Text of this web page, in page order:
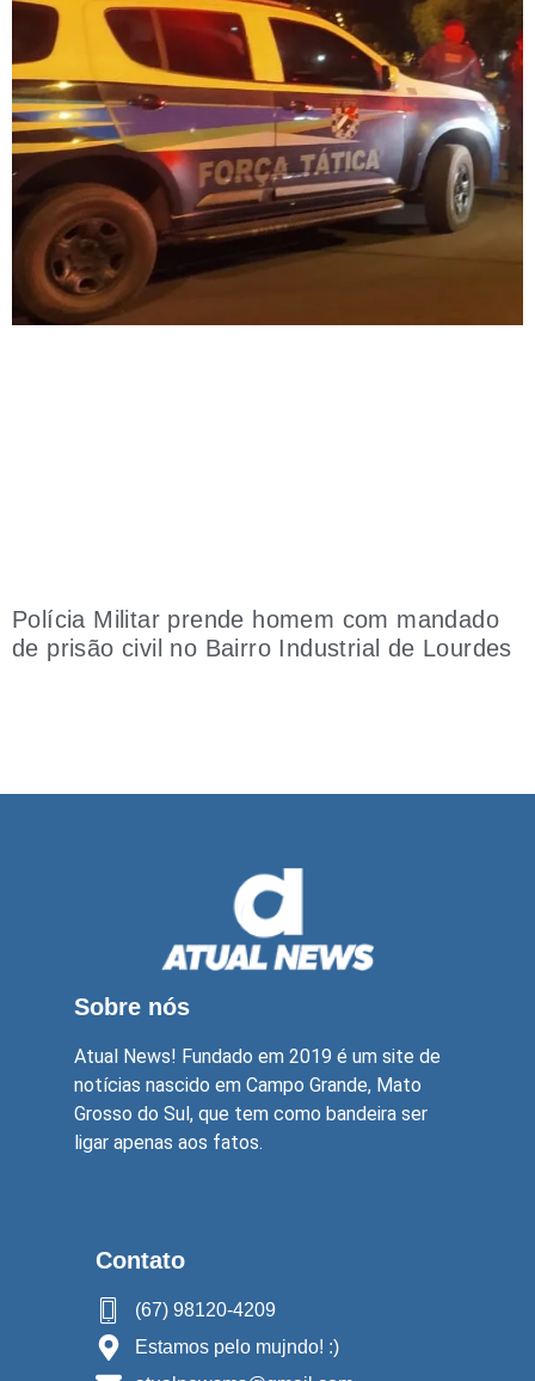
Polícia Militar prende homem com mandado
de prisão civil no Bairro Industrial de Lourdes
Sobre nós
Atual News! Fundado em 2019 é um site de
notícias nascido em Campo Grande, Mato
Grosso do Sul, que tem como bandeira ser
ligar apenas aos fatos.
Contato
(67) 98120-4209
Estamos pelo mujndo! :)